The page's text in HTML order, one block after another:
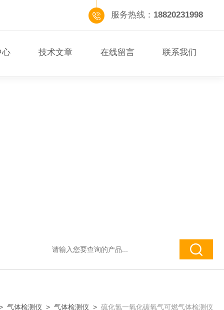
服务热线： 18820231998
心 技术文章 在线留言 联系我们
气体检测仪 > 气体检测仪 > 硫化氢一氧化碳氧气可燃气体检测仪